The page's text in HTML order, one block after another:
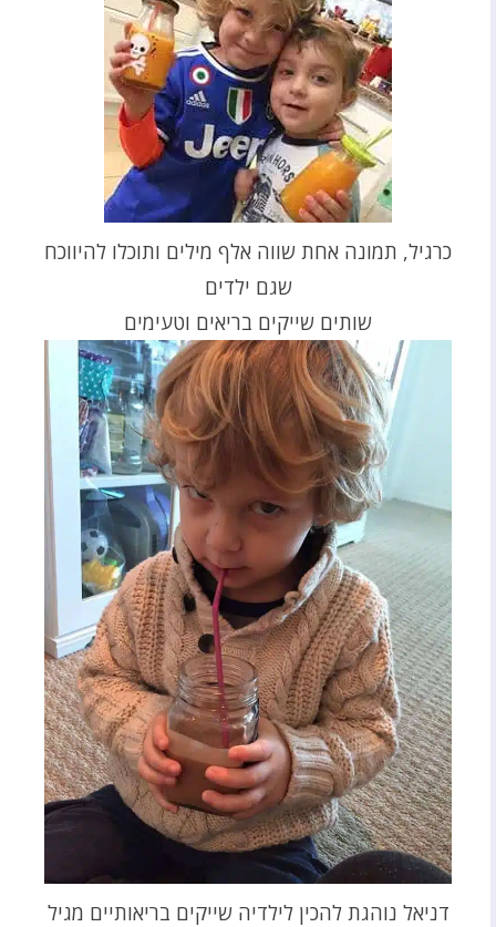
כרגיל, תמונה אחת שווה אלף מילים ותוכלו להיווכח
שגם ילדים
שותים שייקים בריאים וטעימים
דניאל נוהגת להכין לילדיה שייקים בריאותיים מגיל